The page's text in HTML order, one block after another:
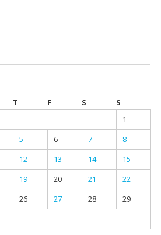
T F S
S
1
5 6 7
8
12 13 14
15
19 20 21
22
26 27 28
29